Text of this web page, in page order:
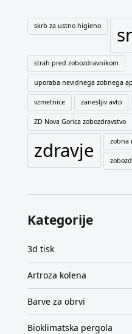
skrb za ustno higieno
strah pred zobozdravnikom
uporaba nevidnega zobnega
vzmetnice zanesljiv avto
ZD Nova Gorica zobozdravstvo
zdravje zobna
Kategorije
3d tisk
Artroza kolena
Barve za obrvi
Bioklimatska pergola